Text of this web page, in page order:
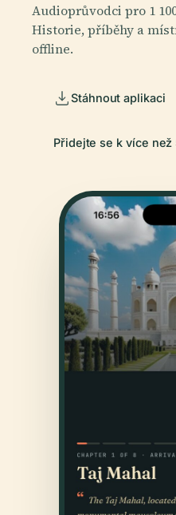
Audioprůvodci pro 1
Historie, příběhy a
offline.
Stáhnout aplikaci
Přidejte se k více